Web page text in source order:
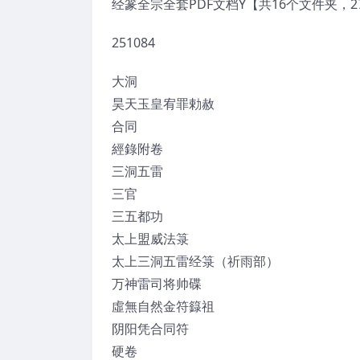
经篆全宗全套PDF文档Y【共16个文件夹，
251084
大洞
昊天玉皇宥罪勅赦
合同
經錄附卷
三洞五雷
三官
三五都功
太上盟威法箓
太上三洞五雷经箓（祈雨部）
万神雷司将帅碟
虛無自然金符籙祖
阴阳凭合同符
硬卷